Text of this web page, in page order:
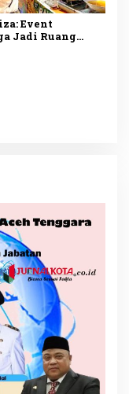
Event
Jadi Ruang